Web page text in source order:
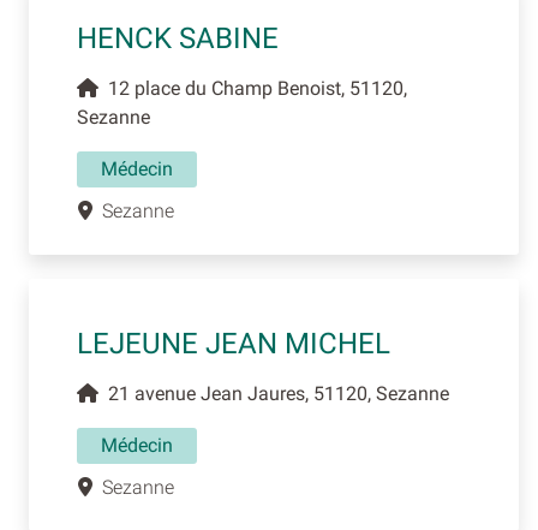
HENCK SABINE
12 place du Champ Benoist, 51120,
Sezanne
Médecin
Sezanne
LEJEUNE JEAN MICHEL
21 avenue Jean Jaures, 51120, Sezanne
Médecin
Sezanne